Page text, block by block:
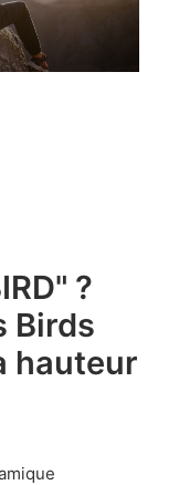
?
Birds
hauteur